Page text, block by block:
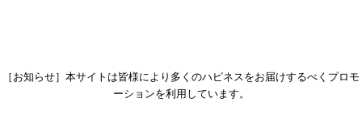
［お知らせ］本サイトは皆様により多くのハピネスをお届けするべくプロモ
ーションを利用しています。